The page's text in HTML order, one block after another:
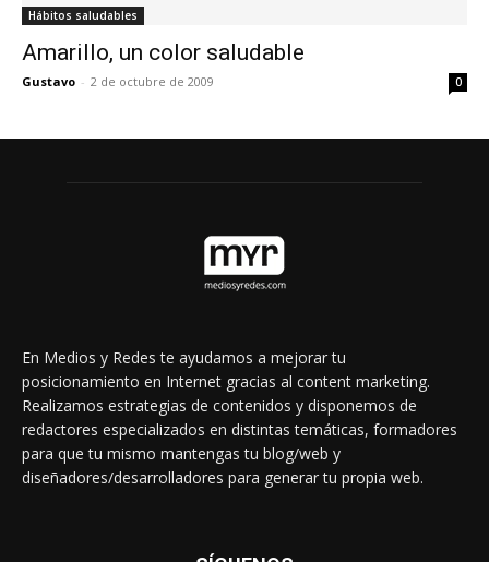
Hábitos saludables
Amarillo, un color saludable
Gustavo - 2 de octubre de 2009 0
En Medios y Redes te ayudamos a mejorar tu
posicionamiento en Internet gracias al content marketing.
Realizamos estrategias de contenidos y disponemos de
redactores especializados en distintas temáticas, formadores
para que tu mismo mantengas tu blog/web y
diseñadores/desarrolladores para generar tu propia web.